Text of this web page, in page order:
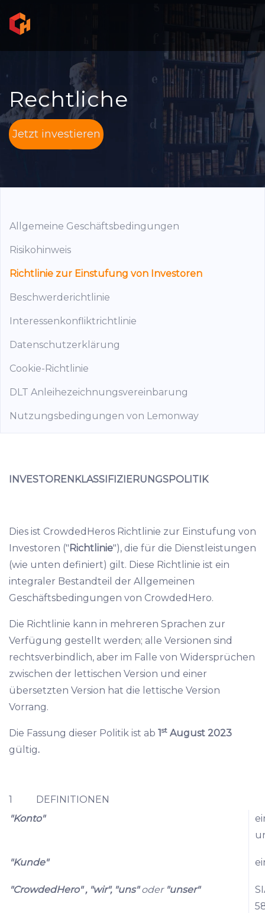
Rechtliche
Jetzt investieren
Allgemeine Geschäftsbedingungen
Risikohinweis
Richtlinie zur Einstufung von Investoren
Beschwerderichtlinie
Interessenkonfliktrichtlinie
Datenschutzerklärung
Cookie-Richtlinie
DLT Anleihezeichnungsvereinbarung
Nutzungsbedingungen von Lemonway
INVESTORENKLASSIFIZIERUNGSPOLITIK
Dies ist CrowdedHeros Richtlinie zur Einstufung von
Investoren (" Richtlinie"), die für die Dienstleistungen
(wie unten definiert) gilt. Diese Richtlinie ist ein
integraler Bestandteil der Allgemeinen
Geschäftsbedingungen von CrowdedHero.
Die Richtlinie kann in mehreren Sprachen zur
Verfügung gestellt werden; alle Versionen sind
rechtsverbindlich, aber im Falle von Widersprüchen
zwischen der lettischen Version und einer
übersetzten Version hat die lettische Version
Vorrang.
Die Fassung dieser Politik ist ab 1 st August 2023
gültig.
1 DEFINITIONEN
"Konto"
"Kunde"
"CrowdedHero" , "wir", "uns"oder "unser"